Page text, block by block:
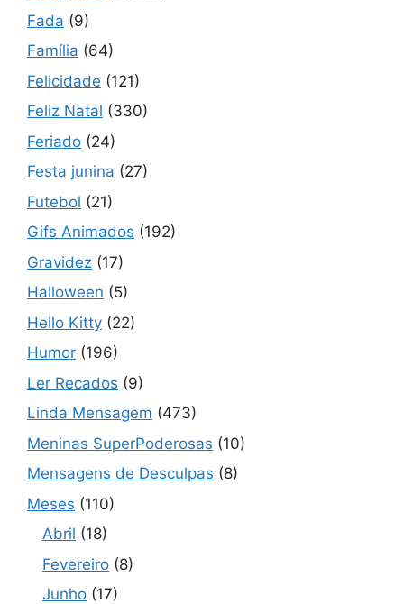
Fada (9)
Família (64)
Felicidade (121)
Feliz Natal (330)
Feriado (24)
Festa junina (27)
Futebol (21)
Gifs Animados (192)
Gravidez (17)
Halloween (5)
Hello Kitty (22)
Humor (196)
Ler Recados (9)
Linda Mensagem (473)
Meninas SuperPoderosas (10)
Mensagens de Desculpas (8)
Meses (110)
Abril (18)
Fevereiro (8)
Junho (17)